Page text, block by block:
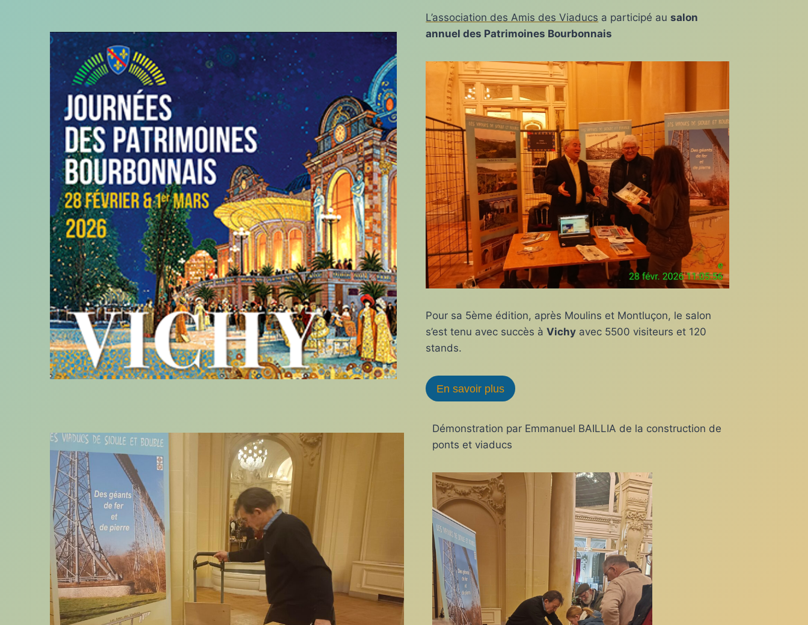
L’association des Amis des Viaducs a participé ausalon
annuel des Patrimoines Bourbonnais
Pour sa 5ème édition, après Moulins et Montluçon, le salon
s’est tenu avec succès àVichy avec 5500 visiteurs et 120
stands.
En savoir plus
Démonstration par Emmanuel BAILLIA de la construction de
ponts et viaducs